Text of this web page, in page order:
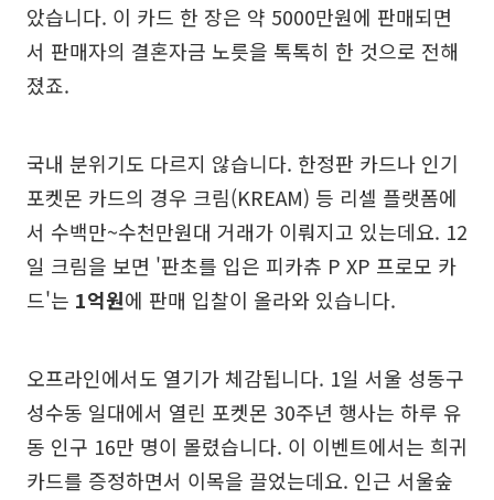
았습니다. 이 카드 한 장은 약 5000만원에 판매되면
서 판매자의 결혼자금 노릇을 톡톡히 한 것으로 전해
졌죠.
국내 분위기도 다르지 않습니다. 한정판 카드나 인기
포켓몬 카드의 경우 크림(KREAM) 등 리셀 플랫폼에
서 수백만~수천만원대 거래가 이뤄지고 있는데요. 12
일 크림을 보면 '판초를 입은 피카츄 P XP 프로모 카
드'는 1억원에 판매 입찰이 올라와 있습니다.
오프라인에서도 열기가 체감됩니다. 1일 서울 성동구
성수동 일대에서 열린 포켓몬 30주년 행사는 하루 유
동 인구 16만 명이 몰렸습니다. 이 이벤트에서는 희귀
카드를 증정하면서 이목을 끌었는데요. 인근 서울숲